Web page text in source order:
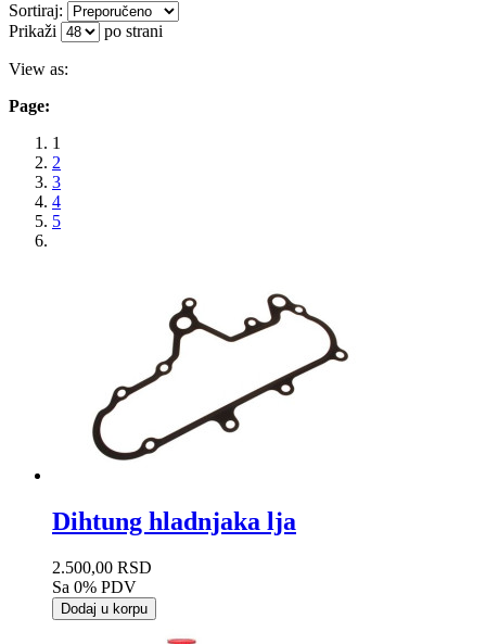
Sortiraj:
Prikaži
po strani
View as:
Page:
1
2
3
4
5
Dihtung hladnjaka lja
2.500,00 RSD
Sa 0% PDV
Dodaj u korpu